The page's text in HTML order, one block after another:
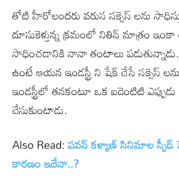
తోటి హీరోలందరు వరుస సక్సెస్ లను
దూసుకెళ్తున్న క్రమంలో నితిన్ మాత్రం
సాధించడానికి నానా తంటాలు
ఉంటే ఆయన ఇండస్ట్రీ ని షేక్ చేసే సక్సెస్
ఇండస్ట్రీలో తనకంటూ ఒక ఐడెంటిటి
చేసుకుంటాడు.
Also Read:పవన్ కళ్యాణ్ సినిమాల స్పీడ్
కారణం ఇదేనా..?